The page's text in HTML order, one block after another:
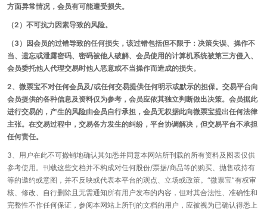
方面异常情况，会员有可能遭受损失。
（2）不可抗力因素导致的风险。
（3）因会员的过错导致的任何损失，该过错包括但不限于：决策失误、操作不
当、遗忘或泄露密码、密码被他人破解、会员使用的计算机系统被第三方侵入、
会员委托他人代理交易时他人恶意或不当操作而造成的损失。
2、微票宝不对任何会员及/或任何交易提供任何明示或默示的担保。交易平台向
会员提供的各种信息及资料仅为参考，会员应依其独立判断做出决策。会员据此
进行交易的，产生的风险由会员自行承担，会员无权据此向微票宝提出任何法律
主张。在交易过程中，交易各方发生的纠纷，平台协调解决，但交易平台不承担
任何责任。
3、用户在此不可撤销地确认其知悉并同意本网站所刊载的所有资料及图表仅供
参考使用。刊载这些文档并不构成对任何股份/票据/商品等的购买、抛售或持有
等的邀约或意图，并不反映或代表本平台的观点、立场或政策。“微票宝”有权审
核、修改、自行删除且无需通知所有用户发布的内容，但对其合法性、准确性和
完整性不作任何保证，参阅本网站上所刊的文档的用户，应被视为已确认得悉上